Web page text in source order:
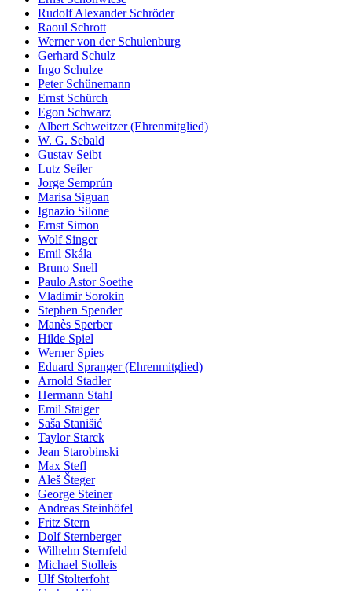
Rudolf Alexander Schröder
Raoul Schrott
Werner von der Schulenburg
Gerhard Schulz
Ingo Schulze
Peter Schünemann
Ernst Schürch
Egon Schwarz
Albert Schweitzer (Ehrenmitglied)
W. G. Sebald
Gustav Seibt
Lutz Seiler
Jorge Semprún
Marisa Siguan
Ignazio Silone
Ernst Simon
Wolf Singer
Emil Skála
Bruno Snell
Paulo Astor Soethe
Vladimir Sorokin
Stephen Spender
Manès Sperber
Hilde Spiel
Werner Spies
Eduard Spranger (Ehrenmitglied)
Arnold Stadler
Hermann Stahl
Emil Staiger
Saša Stanišić
Taylor Starck
Jean Starobinski
Max Stefl
Aleš Šteger
George Steiner
Andreas Steinhöfel
Fritz Stern
Dolf Sternberger
Wilhelm Sternfeld
Michael Stolleis
Ulf Stolterfoht